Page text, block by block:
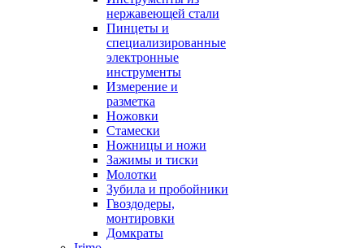
нержавеющей стали
Пинцеты и
специализированные
электронные
инструменты
Измерение и
разметка
Ножовки
Стамески
Ножницы и ножи
Зажимы и тиски
Молотки
Зубила и пробойники
Гвоздодеры,
монтировки
Домкраты